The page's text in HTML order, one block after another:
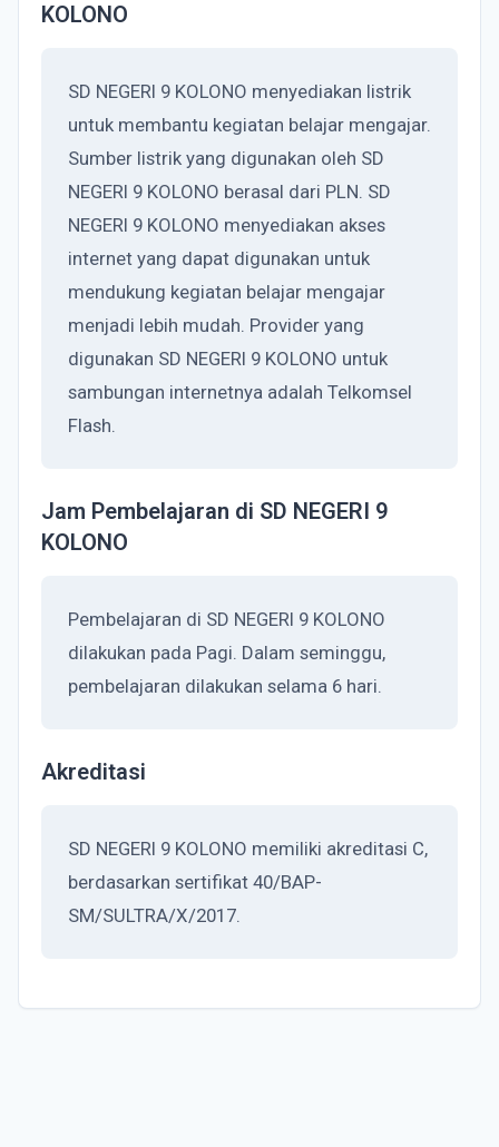
KOLONO
SD NEGERI 9 KOLONO menyediakan listrik
untuk membantu kegiatan belajar mengajar.
Sumber listrik yang digunakan oleh SD
NEGERI 9 KOLONO berasal dari PLN. SD
NEGERI 9 KOLONO menyediakan akses
internet yang dapat digunakan untuk
mendukung kegiatan belajar mengajar
menjadi lebih mudah. Provider yang
digunakan SD NEGERI 9 KOLONO untuk
sambungan internetnya adalah Telkomsel
Flash.
Jam Pembelajaran di SD NEGERI 9
KOLONO
Pembelajaran di SD NEGERI 9 KOLONO
dilakukan pada Pagi. Dalam seminggu,
pembelajaran dilakukan selama 6 hari.
Akreditasi
SD NEGERI 9 KOLONO memiliki akreditasi C,
berdasarkan sertifikat 40/BAP-
SM/SULTRA/X/2017.